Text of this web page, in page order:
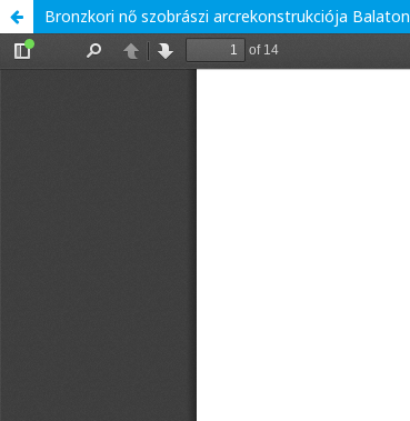
Bronzkori nő szobrászi arcrekonstrukciója